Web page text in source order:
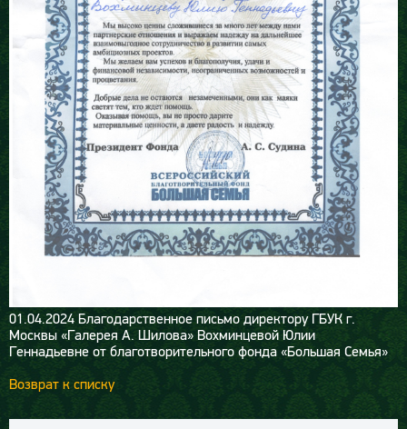
01.04.2024 Благодарственное письмо директору ГБУК г.
Москвы «Галерея А. Шилова» Вохминцевой Юлии
Геннадьевне от благотворительного фонда «Большая Семья»
Возврат к списку